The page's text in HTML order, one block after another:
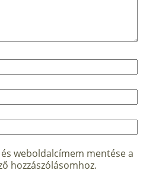
weboldalcímem mentése a
hozzászólásomhoz.